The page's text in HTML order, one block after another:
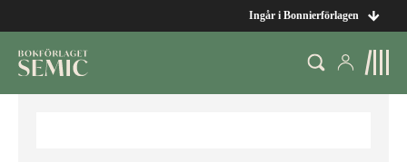
Ingår i Bonnierförlagen